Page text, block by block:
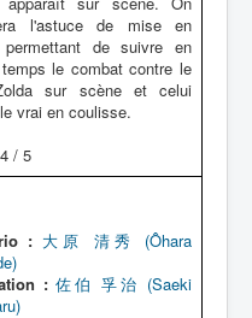
l'astuce de mise en
de suivre en
le combat contre le
sur scène et celui
vrai en coulisse.
4 / 5
: 大原 清秀 (Ôhara
: 佐伯 孚治 (Saeki